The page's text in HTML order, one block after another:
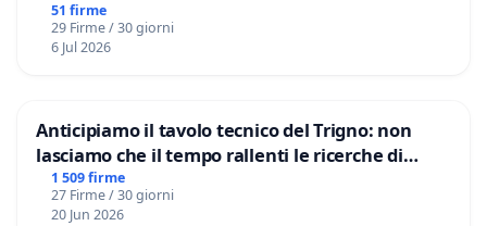
51 firme
29 Firme / 30 giorni
6 Jul 2026
Anticipiamo il tavolo tecnico del Trigno: non
lasciamo che il tempo rallenti le ricerche di
Domenico Racanati
1 509 firme
27 Firme / 30 giorni
20 Jun 2026